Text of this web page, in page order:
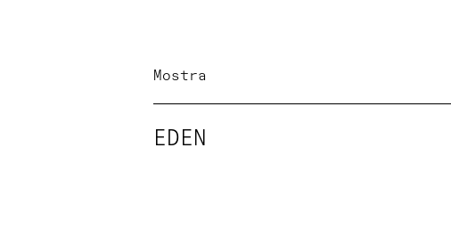
Mostra
EDEN